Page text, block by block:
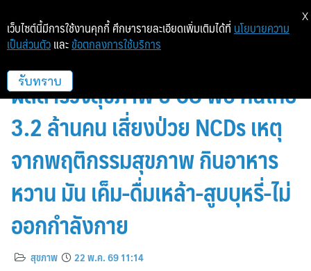
โรค NCDs คร่าชีวิตคนไทยพุ่ง 81%
ผลสำรวจสุขภาพ ปี 68 พบ คนไทย
3.2 ล้านคน เสี่ยงป่วย NCDs เหตุ
จากพฤติกรรมสุขภาพ กินอาหาร
หวาน มัน เค็ม-ดื่มเหล้า-สูบบุหรี่-ไม่
ออกกำลังกาย
สุขภาพ 22 พ.ค. 69 11:14
เว็บไซต์นี้มีการใช้งานคุกกี้ ศึกษารายละเอียดเพิ่มเติมได้ที่ นโยบายความ
เป็นส่วนตัว และ ข้อตกลงการใช้บริการ
รับทราบ
X